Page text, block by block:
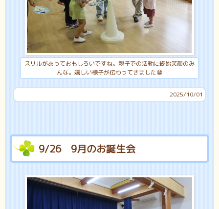
スリルがあっておもしろいですね。親子での活動に終始笑顔のみ
んな。嬉しい様子が伝わってきました😁
2025/10/01
9/26 9月のお誕生会